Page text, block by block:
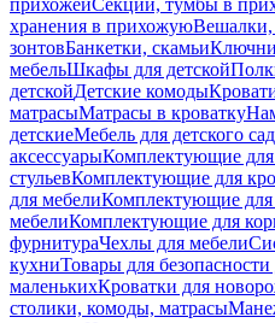
прихожейСекции, тумбы в
хранения в прихожуюВешалки,
зонтовБанкетки, скамьи
мебельШкафы для детской
детскойДетские комоды
матрасыМатрасы в кроватку
детскиеМебель для детского
аксессуарыКомплектующие для
стульевКомплектующие для
для мебелиКомплектующие для
мебелиКомплектующие для
фурнитураЧехлы для мебели
кухниТовары для безопасности
маленькихКроватки для
столики, комоды, матрасы